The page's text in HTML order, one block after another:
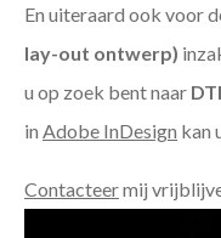
En uiteraard ook voor
lay-out ontwerp)
u op zoek bent naar
in Adobe InDesign kan
Contacteermij